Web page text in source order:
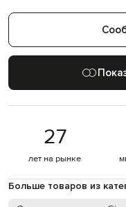
27
лет на рынке
Больше товаров из